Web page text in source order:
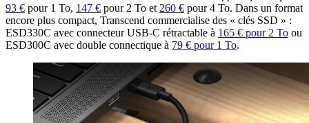
93 € pour 1 To, 147 € pour 2 To et 260 € pour 4 To. Dans un format
encore plus compact, Transcend commercialise des « clés SSD » :
ESD330C avec connecteur USB-C rétractable à 165 € pour 2 To ou
ESD300C avec double connectique à 79 € pour 1 To.